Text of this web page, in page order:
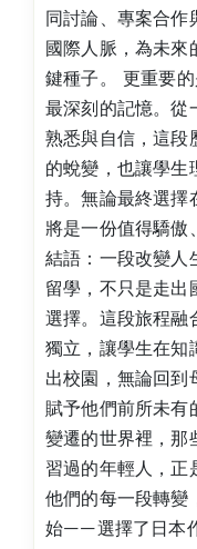
同討論、專案合作
國際人脈，為未來
鍵種子。 更重要
最深刻的記憶。從
熟悉與自信，這段
的蛻變，也讓學生
持。無論最終選擇
將是一份值得驕傲
結語：一段改變人
留學，不只是走出
選擇。這段旅程融
獨立，讓學生在知
出校園，無論回到
賦予他們前所未有
變遷的世界裡，那
習過的年輕人，正
他們的每一段轉變
始——選擇了日本